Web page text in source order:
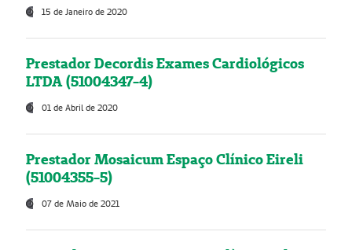
15 de Janeiro de 2020
Prestador Decordis Exames Cardiológicos
LTDA (51004347-4)
01 de Abril de 2020
Prestador Mosaicum Espaço Clínico Eireli
(51004355-5)
07 de Maio de 2021